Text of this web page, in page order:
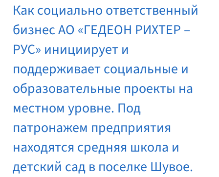
Как социально ответственный
бизнес АО «ГЕДЕОН РИХТЕР –
РУС» инициирует и
поддерживает социальные и
образовательные проекты на
местном уровне. Под
патронажем предприятия
находятся средняя школа и
детский сад в поселке Шувое.